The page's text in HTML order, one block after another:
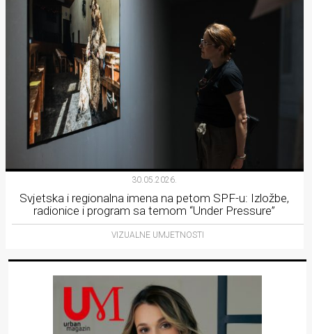
30.05.2026.
Svjetska i regionalna imena na petom SPF-u: Izložbe,
radionice i program sa temom “Under Pressure”
VIZUALNE UMJETNOSTI